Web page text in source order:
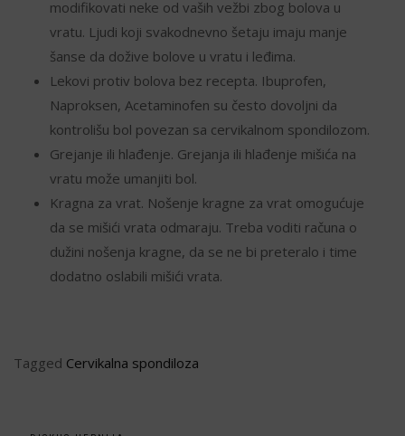
modifikovati neke od vaših vežbi zbog bolova u
vratu. Ljudi koji svakodnevno šetaju imaju manje
šanse da dožive bolove u vratu i leđima.
Lekovi protiv bolova bez recepta. Ibuprofen,
Naproksen, Acetaminofen su često dovoljni da
kontrolišu bol povezan sa cervikalnom spondilozom.
Grejanje ili hlađenje. Grejanja ili hlađenje mišića na
vratu može umanjiti bol.
Kragna za vrat. Nošenje kragne za vrat omogućuje
da se mišići vrata odmaraju. Treba voditi računa o
dužini nošenja kragne, da se ne bi preteralo i time
dodatno oslabili mišići vrata.
Tagged Cervikalna spondiloza